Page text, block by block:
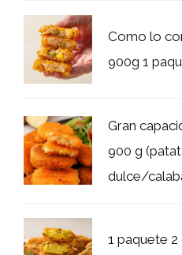
Como lo
900g 1
Gran
900 g
dulce/
1 paquete 2